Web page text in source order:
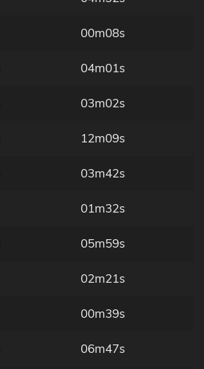
00m08s
04m01s
03m02s
12m09s
03m42s
01m32s
05m59s
02m21s
00m39s
06m47s